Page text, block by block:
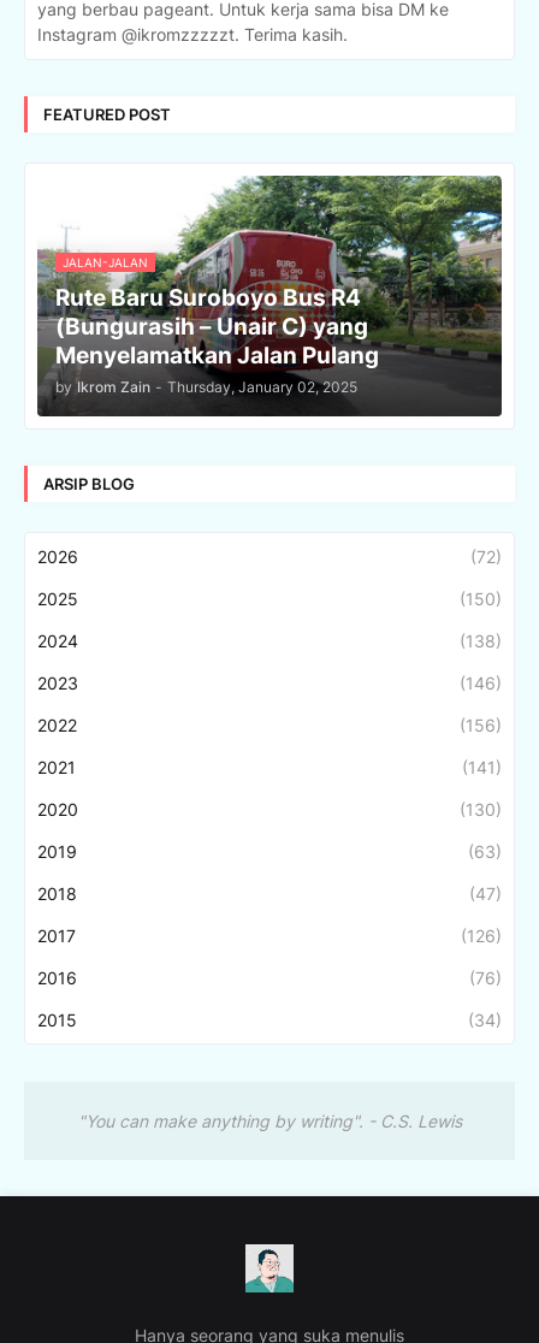
yang berbau pageant. Untuk kerja sama bisa DM ke
Instagram @ikromzzzzzt. Terima kasih.
FEATURED POST
JALAN-JALAN
Rute Baru Suroboyo Bus R4
(Bungurasih – Unair C) yang
Menyelamatkan Jalan Pulang
by Ikrom Zain - Thursday, January 02, 2025
ARSIP BLOG
2026 (72)
2025 (150)
2024 (138)
2023 (146)
2022 (156)
2021 (141)
2020 (130)
2019 (63)
2018 (47)
2017 (126)
2016 (76)
2015 (34)
"You can make anything by writing". - C.S. Lewis
Hanya seorang yang suka menulis